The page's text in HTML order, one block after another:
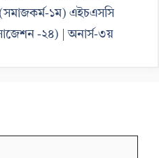
(সমাজকর্ম-১ম) এইচএসসি
-২৪) | অনার্স-৩য়